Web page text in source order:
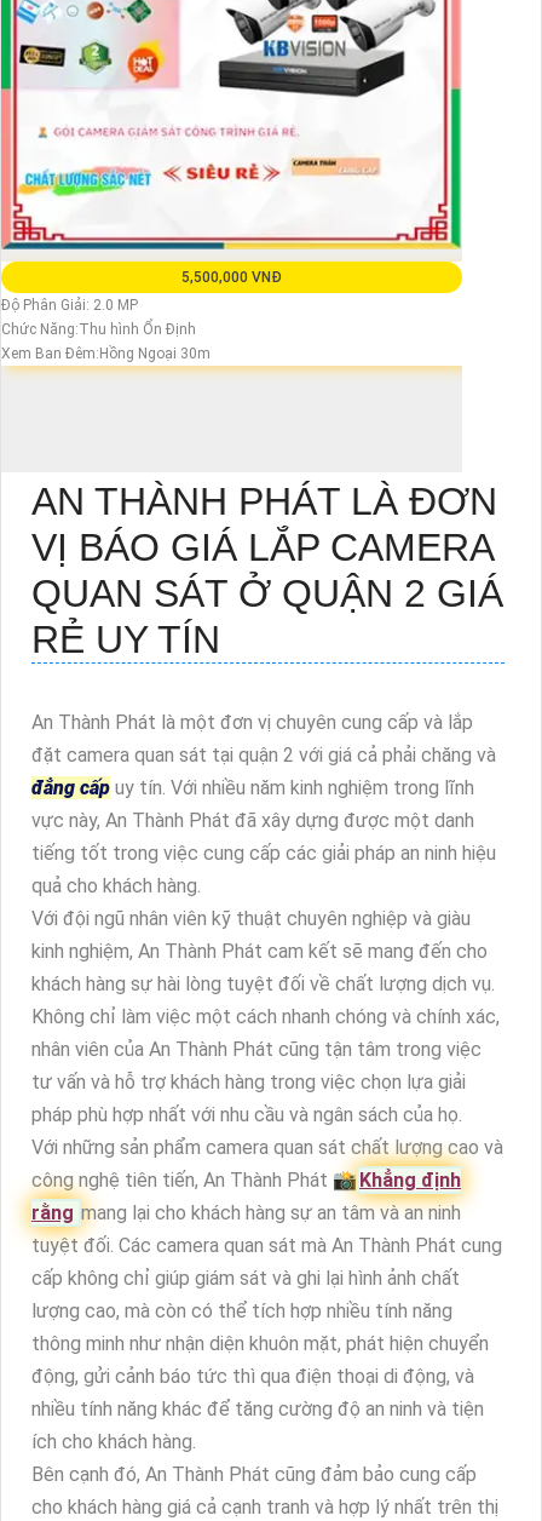
5,500,000 VNĐ
Độ Phân Giải: 2.0 MP
Chức Năng:Thu hình Ổn Định
Xem Ban Đêm:Hồng Ngoại 30m
AN THÀNH PHÁT LÀ ĐƠN
VỊ BÁO GIÁ LẮP CAMERA
QUAN SÁT Ở QUẬN 2 GIÁ
RẺ UY TÍN
An Thành Phát là một đơn vị chuyên cung cấp và lắp
đặt camera quan sát tại quận 2 với giá cả phải chăng và
đẳng cấp uy tín. Với nhiều năm kinh nghiệm trong lĩnh
vực này, An Thành Phát đã xây dựng được một danh
tiếng tốt trong việc cung cấp các giải pháp an ninh hiệu
quả cho khách hàng.
Với đội ngũ nhân viên kỹ thuật chuyên nghiệp và giàu
kinh nghiệm, An Thành Phát cam kết sẽ mang đến cho
khách hàng sự hài lòng tuyệt đối về chất lượng dịch vụ.
Không chỉ làm việc một cách nhanh chóng và chính xác,
nhân viên của An Thành Phát cũng tận tâm trong việc
tư vấn và hỗ trợ khách hàng trong việc chọn lựa giải
pháp phù hợp nhất với nhu cầu và ngân sách của họ.
Với những sản phẩm camera quan sát chất lượng cao và
công nghệ tiên tiến, An Thành Phát 📸 Khẳng định
rằng mang lại cho khách hàng sự an tâm và an ninh
tuyệt đối. Các camera quan sát mà An Thành Phát cung
cấp không chỉ giúp giám sát và ghi lại hình ảnh chất
lượng cao, mà còn có thể tích hợp nhiều tính năng
thông minh như nhận diện khuôn mặt, phát hiện chuyển
động, gửi cảnh báo tức thì qua điện thoại di động, và
nhiều tính năng khác để tăng cường độ an ninh và tiện
ích cho khách hàng.
Bên cạnh đó, An Thành Phát cũng đảm bảo cung cấp
cho khách hàng giá cả cạnh tranh và hợp lý nhất trên thị